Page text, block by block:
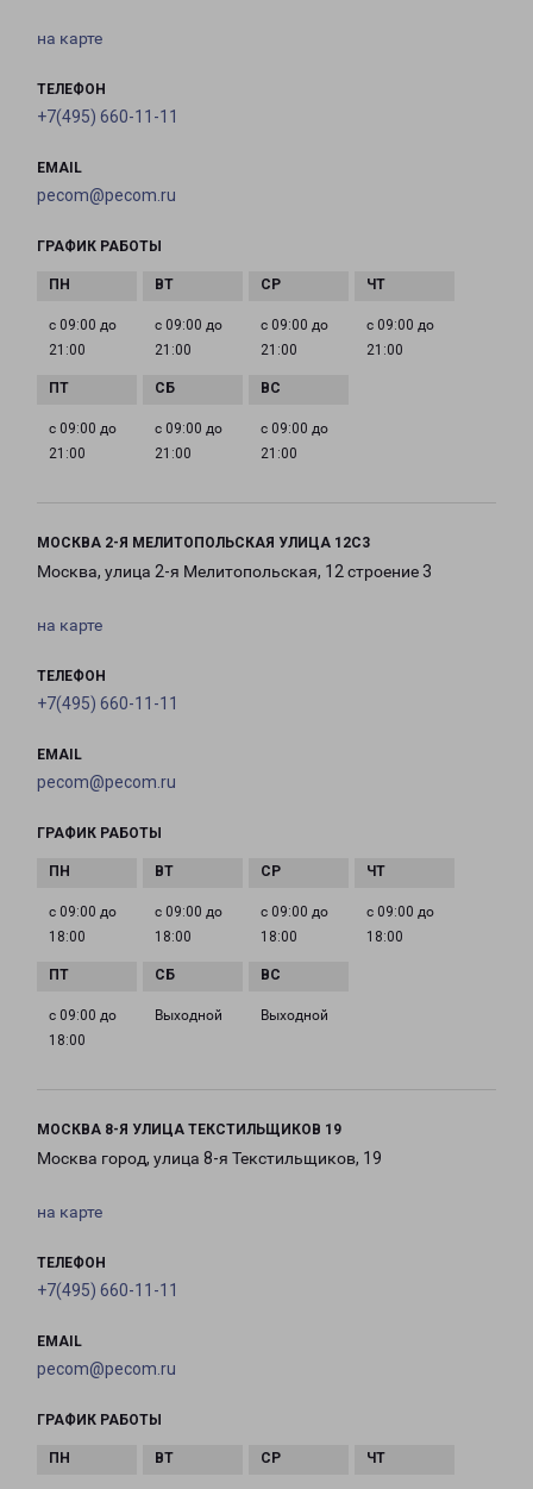
на карте
ТЕЛЕФОН
+7(495) 660-11-11
EMAIL
pecom@pecom.ru
ГРАФИК РАБОТЫ
с 09:00 до
21:00
с 09:00 до
21:00
с 09:00 до
21:00
с 09:00 до
21:00
с 09:00 до
21:00
с 09:00 до
21:00
с 09:00 до
21:00
МОСКВА 2-Я МЕЛИТОПОЛЬСКАЯ УЛИЦА 12С3
Москва, улица 2-я Мелитопольская, 12 строение 3
на карте
ТЕЛЕФОН
+7(495) 660-11-11
EMAIL
pecom@pecom.ru
ГРАФИК РАБОТЫ
с 09:00 до
18:00
с 09:00 до
18:00
с 09:00 до
18:00
с 09:00 до
18:00
с 09:00 до
18:00
Выходной Выходной
МОСКВА 8-Я УЛИЦА ТЕКСТИЛЬЩИКОВ 19
Москва город, улица 8-я Текстильщиков, 19
на карте
ТЕЛЕФОН
+7(495) 660-11-11
EMAIL
pecom@pecom.ru
ГРАФИК РАБОТЫ